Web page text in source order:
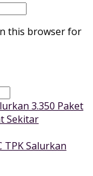
this browser for
3.350 Paket
Sekitar
TPK Salurkan